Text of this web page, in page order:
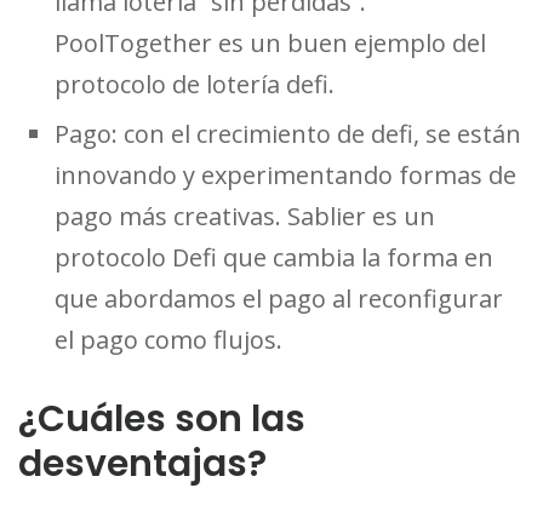
PoolTogether es un buen ejemplo del
protocolo de lotería defi.
Pago: con el crecimiento de defi, se están
innovando y experimentando formas de
pago más creativas. Sablier es un
protocolo Defi que cambia la forma en
que abordamos el pago al reconfigurar
el pago como flujos.
¿Cuáles son las
desventajas?